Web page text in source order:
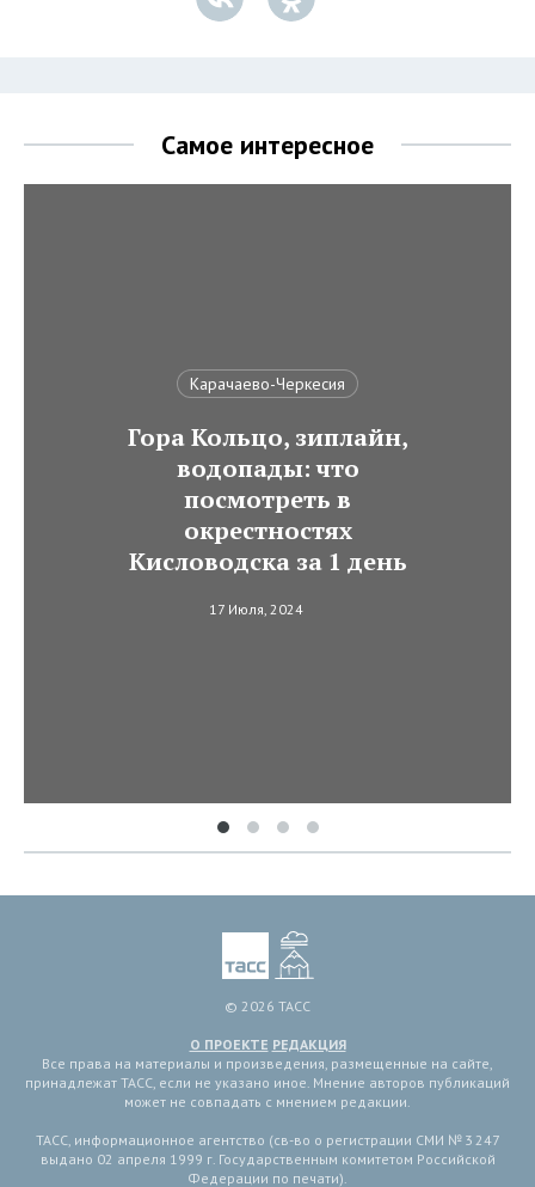
Самое интересное
Карачаево-Черкесия
Гора Кольцо, зиплайн,
водопады: что
посмотреть в
окрестностях
Кисловодска за 1 день
17 Июля, 2024
© 2026 ТАСС
О ПРОЕКТЕ РЕДАКЦИЯ
Все права на материалы и произведения, размещенные на сайте,
принадлежат ТАСС, если не указано иное. Мнение авторов публикаций
может не совпадать с мнением редакции.
ТАСС, информационное агентство (св-во о регистрации СМИ № 3 247
выдано 02 апреля 1999 г. Государственным комитетом Российской
Федерации по печати).